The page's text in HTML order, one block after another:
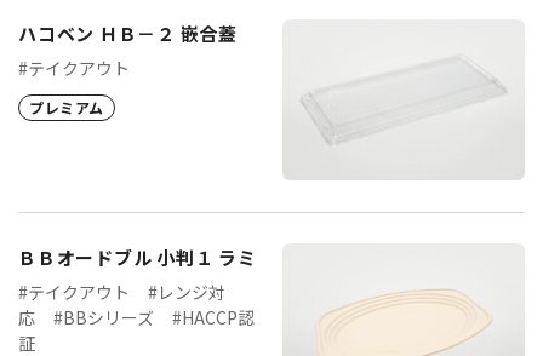
ハコベン ＨＢ－２ 嵌合蓋
#テイクアウト
プレミアム
ＢＢオードブル 小判１ ラミ
#テイクアウト
#レンジ対
応
#BBシリーズ
#HACCP認
証